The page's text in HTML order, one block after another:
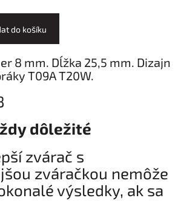
do košíku
8 mm. Dĺžka 25,5 mm. Dizajn
T09A T20W.
dôležité
zvárač s
zváračkou nemôže
výsledky, ak sa